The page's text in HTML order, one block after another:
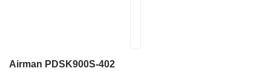
Airman PDSK900S-402